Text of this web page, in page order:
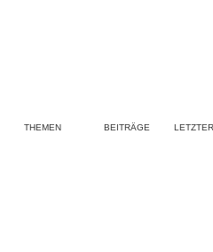
THEMEN BEITRÄGE